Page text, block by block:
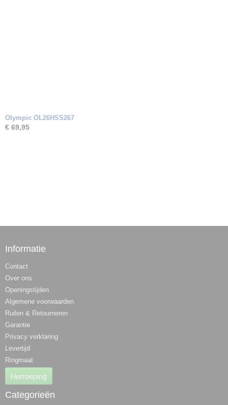
Olympic OL26HSS267
€ 69,95
Informatie
Contact
Over ons
Openingstijden
Algemene voorwaarden
Ruilen & Retourneren
Garantie
Privacy verklaring
Levertijd
Ringmaat
Herroeping
Categorieën